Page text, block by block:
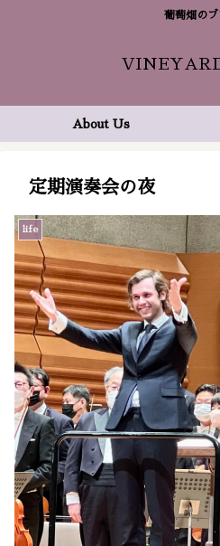
葡萄畑のブ
About Us
定期演奏会の夜
life